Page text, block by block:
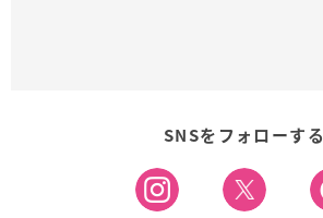
SNSをフォローする